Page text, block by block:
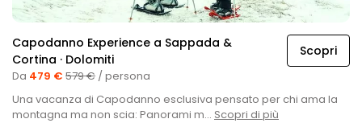
Scopri
Capodanno Experience a Sappada &
Cortina · Dolomiti
Da 479 € 579 € / persona
Una vacanza di Capodanno esclusiva pensato per chi ama la
montagna ma non scia: Panorami m... Scopri di più